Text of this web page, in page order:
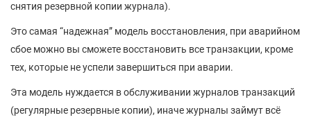
снятия резервной копии журнала).
Это самая “надежная” модель восстановления, при аварийном
сбое можно вы сможете восстановить все транзакции, кроме
тех, которые не успели завершиться при аварии.
Эта модель нуждается в обслуживании журналов транзакций
(регулярные резервные копии), иначе журналы займут всё